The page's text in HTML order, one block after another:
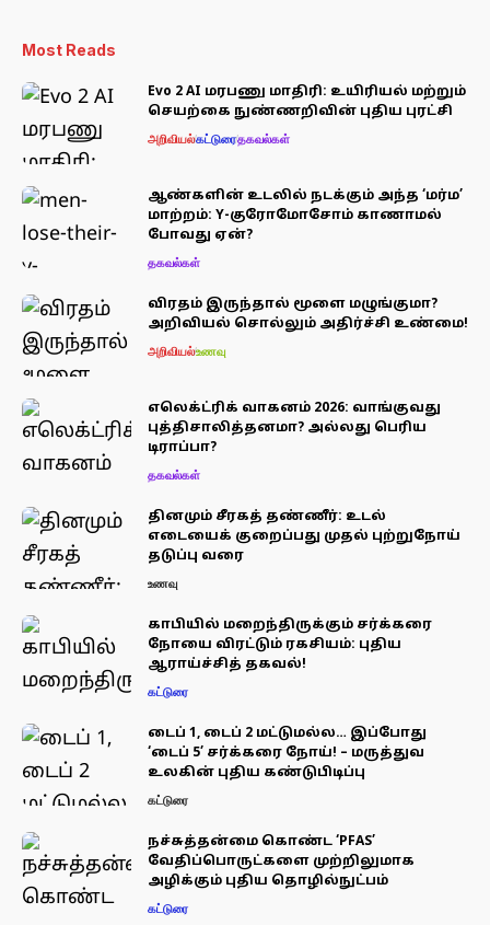
Most Reads
Evo 2 AI மரபணு மாதிரி: உயிரியல் மற்றும்
செயற்கை நுண்ணறிவின் புதிய புரட்சி
அறிவியல்கட்டுரைதகவல்கள்
ஆண்களின் உடலில் நடக்கும் அந்த ‘மர்ம’
மாற்றம்: Y-குரோமோசோம் காணாமல்
போவது ஏன்?
தகவல்கள்
விரதம் இருந்தால் மூளை மழுங்குமா?
அறிவியல் சொல்லும் அதிர்ச்சி உண்மை!
அறிவியல்உணவு
எலெக்ட்ரிக் வாகனம் 2026: வாங்குவது
புத்திசாலித்தனமா? அல்லது பெரிய
டிராப்பா?
தகவல்கள்
தினமும் சீரகத் தண்ணீர்: உடல்
எடையைக் குறைப்பது முதல் புற்றுநோய்
தடுப்பு வரை
உணவு
காபியில் மறைந்திருக்கும் சர்க்கரை
நோயை விரட்டும் ரகசியம்: புதிய
ஆராய்ச்சித் தகவல்!
கட்டுரை
டைப் 1, டைப் 2 மட்டுமல்ல… இப்போது
‘டைப் 5’ சர்க்கரை நோய்! – மருத்துவ
உலகின் புதிய கண்டுபிடிப்பு
கட்டுரை
நச்சுத்தன்மை கொண்ட ‘PFAS’
வேதிப்பொருட்களை முற்றிலுமாக
அழிக்கும் புதிய தொழில்நுட்பம்
கட்டுரை